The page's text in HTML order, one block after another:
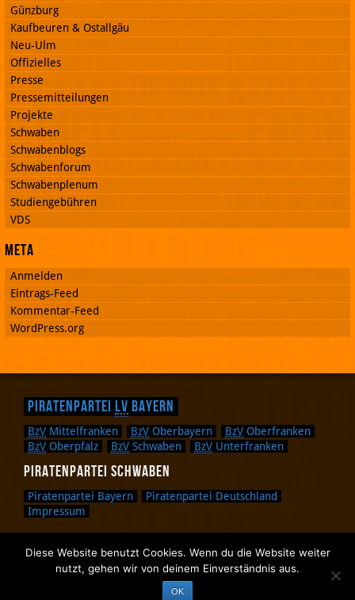
Günzburg
Kaufbeuren & Ostallgäu
Neu-Ulm
Offizielles
Presse
Pressemitteilungen
Projekte
Schwaben
Schwabenblogs
Schwabenforum
Schwabenplenum
Studiengebühren
VDS
Meta
Anmelden
Eintrags-Feed
Kommentar-Feed
WordPress.org
Piratenpartei LV Bayern
BzV Mittelfranken BzV Oberbayern BzV Oberfranken
BzV Oberpfalz BzV Schwaben BzV Unterfranken
Piratenpartei Schwaben
Piratenpartei Bayern
Piratenpartei Deutschland
Impressum
Zurück nach oben.
Zurück zum Anfang des Textes.
Diese Website benutzt Cookies. Wenn du die Website weiter
nutzt, gehen wir von deinem Einverständnis aus.
OK